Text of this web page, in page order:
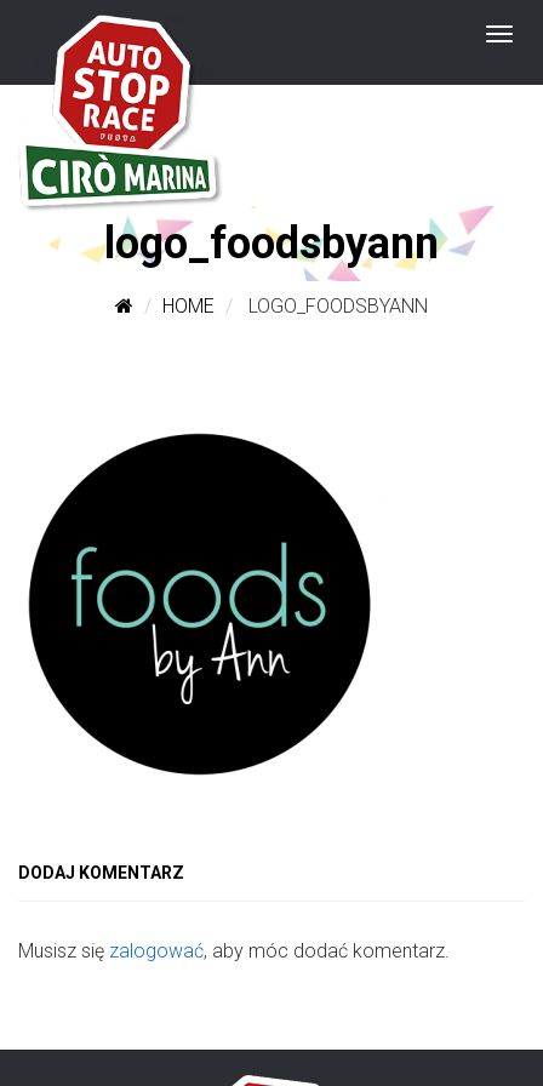
logo_foodsbyann
HOME LOGO_FOODSBYANN
DODAJ KOMENTARZ
Musisz się zalogować, aby móc dodać komentarz.